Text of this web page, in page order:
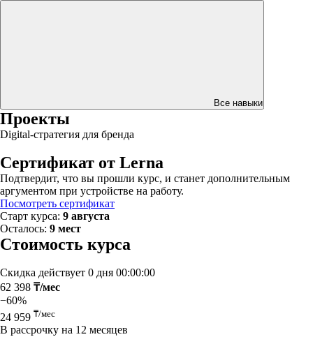
Все навыки
Проекты
Digital-стратегия для бренда
Сертификат от Lerna
Подтвердит, что вы прошли курс, и станет дополнительным
аргументом при устройстве на работу.
Посмотреть сертификат
Старт курса: 9 августа
Осталось: 9 мест
Стоимость курса
Скидка действует 0 дня 00:00:00
62 398 ₸/мес
−60%
24 959 ₸/мес
В рассрочку на 12 месяцев